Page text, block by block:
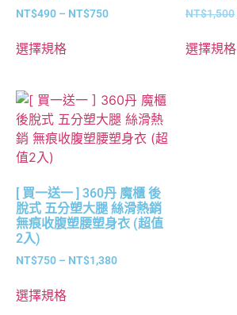
NT$490 – NT$750
選擇規格
NT$1,500
選擇規格
[ 買一送一 ] 360丹 魔櫃 後
脫式 五分塑大腿 絲滑熱銷
無痕收腹塑腰塑身衣 (超值
2入)
NT$750 – NT$1,380
選擇規格